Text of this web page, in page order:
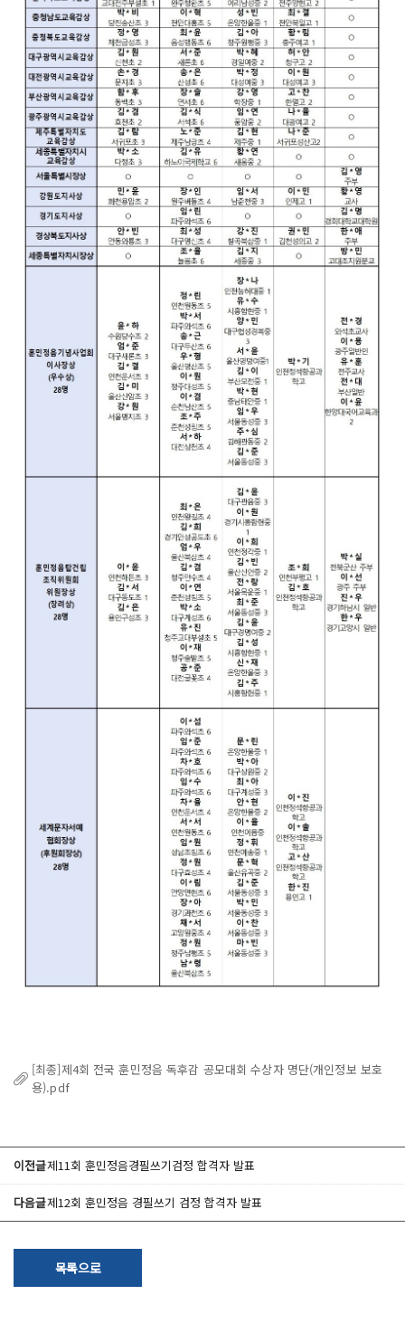
[최종]제4회 전국 훈민정음 독후감 공모대회 수상자 명단(개인정보 보호
용).pdf
이전글제11회 훈민정음경필쓰기검정 합격자 발표
다음글제12회 훈민정음 경필쓰기 검정 합격자 발표
목록으로